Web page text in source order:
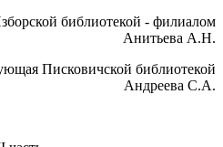
библиотекой - филиалом
Анитьева А.Н.
Писковичской библиотекой
Андреева С.А.